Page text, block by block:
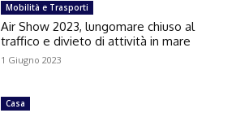
Mobilità e Trasporti
Air Show 2023, lungomare chiuso al
traffico e divieto di attività in mare
1 Giugno 2023
Casa